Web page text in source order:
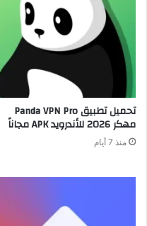
تحميل تطبيق Panda VPN Pro
مهكر 2026 للأندرويد APK مجاناً
منذ 7 أيام